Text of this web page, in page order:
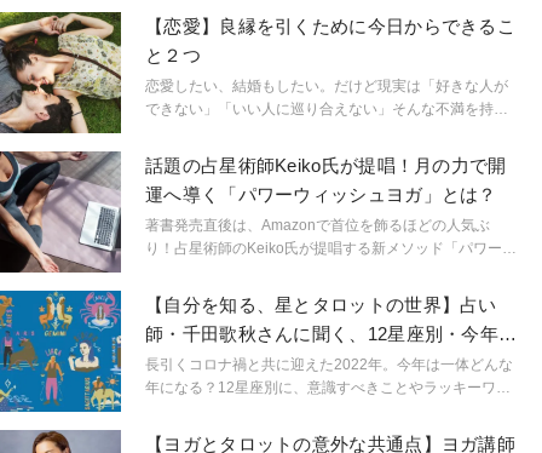
い。こんなにも気持ちが盛り上がるのは満月だからと言
うように。星という眼鏡をもつことで、小さなささやき
や予兆にも気づき始め、「今、ここ」に集中できるよう
に。マインドフルに生きられるようになるのです。
「今、ここ」を生きるためのマインドフルネスな占星術
【恋愛】良縁を引くために今日からできるこ
と２つ
恋愛したい、結婚もしたい。だけど現実は「好きな人が
できない」「いい人に巡り合えない」そんな不満を持っ
と出会える場に行くことが大事ですが、ではその「出会
いの場」で良いご縁を引けるようになるには？日々心掛
けたいポイントを考えてみました。
話題の占星術師Keiko氏が提唱！月の力で開
運へ導く「パワーウィッシュヨガ」とは？
著書発売直後は、Amazonで首位を飾るほどの人気ぶ
り！占星術師のKeiko氏が提唱する新メソッド「パワーウ
幸せを引き寄せてみませんか？
【自分を知る、星とタロットの世界】占い
師・千田歌秋さんに聞く、12星座別・今年を
快適に過ごすコツ
長引くコロナ禍と共に迎えた2022年。今年は一体どんな
年になる？12星座別に、意識すべきことやラッキーワー
【ヨガとタロットの意外な共通点】ヨガ講師